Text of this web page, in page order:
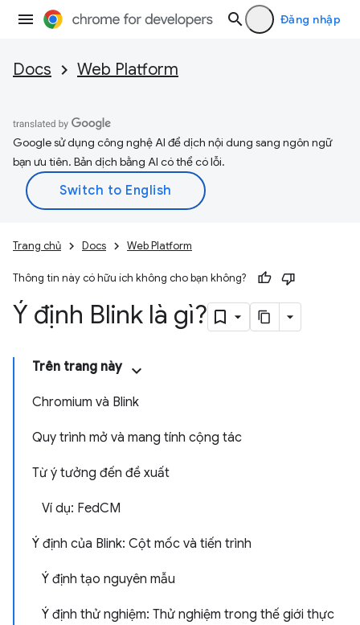
Đăng nhập
Docs Web Platform
Google sử dụng công nghệ AI để dịch nội dung sang ngôn ngữ
bạn ưu tiên. Bản dịch bằng AI có thể có lỗi.
Trang chủ Docs Web Platform
Thông tin này có hữu ích không cho bạn không?
Ý định Blink là gì?
Trên trang này
Chromium và Blink
Quy trình mở và mang tính cộng tác
Từ ý tưởng đến đề xuất
Ví dụ: FedCM
Ý định của Blink: Cột mốc và tiến trình
Ý định tạo nguyên mẫu
Ý định thử nghiệm: Thử nghiệm trong thế giới thực